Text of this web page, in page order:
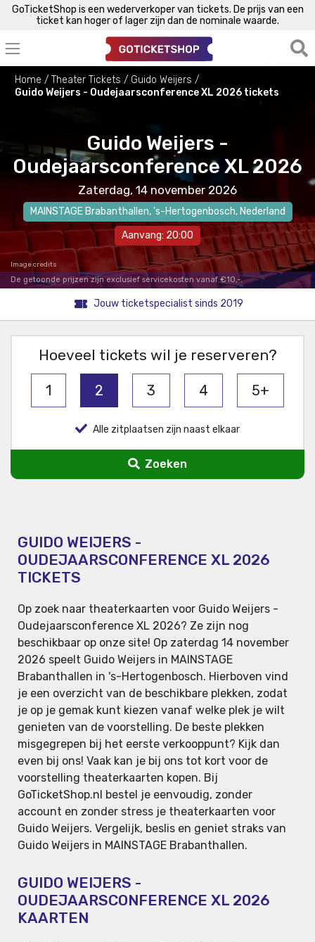
GoTicketShop is een wederverkoper van tickets. De prijs van een
ticket kan hoger of lager zijn dan de nominale waarde.
Home Theater Tickets
Guido Weijers
Guido Weijers - Oudejaarsconference XL 2026 tickets
Guido Weijers -
Oudejaarsconference XL 2026
Zaterdag, 14 november 2026
MAINSTAGE Brabanthallen,'s-Hertogenbosch, Nederland
Aanvang: 20:00
Image credits
De getoonde prijzen zijn exclusief servicekosten vanaf €10,-.
Jouw ticketspecialist sinds 2019
Hoeveel tickets wil je reserveren?
1 2 3 4 5+
Alle zitplaatsen zijn naast elkaar
Zoeken
GUIDO WEIJERS -
OUDEJAARSCONFERENCE XL 2026
TICKETS
Op zoek naar theaterkaarten voor Guido Weijers -
Oudejaarsconference XL 2026? Ze zijn nog
beschikbaar op onze site! Op zaterdag 14 november
2026 speelt Guido Weijers in MAINSTAGE
Brabanthallen in 's-Hertogenbosch. Hierboven vind
je een overzicht van de beschikbare plekken, zodat
je op je gemak kunt kiezen vanaf welke plek je wilt
genieten van de voorstelling. De beste plekken
misgegrepen bij het eerste verkooppunt? Kijk dan
even bij ons! Vaak kan je bij ons tot kort voor de
voorstelling theaterkaarten kopen. Bij
GoTicketShop.nl bestel je eenvoudig, zonder
account en zonder stress je theaterkaarten voor
Guido Weijers. Vergelijk, beslis en geniet straks van
Guido Weijers in MAINSTAGE Brabanthallen.
GUIDO WEIJERS -
OUDEJAARSCONFERENCE XL 2026
KAARTEN